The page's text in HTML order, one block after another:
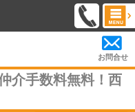
お問合せ
介手数料無料！西